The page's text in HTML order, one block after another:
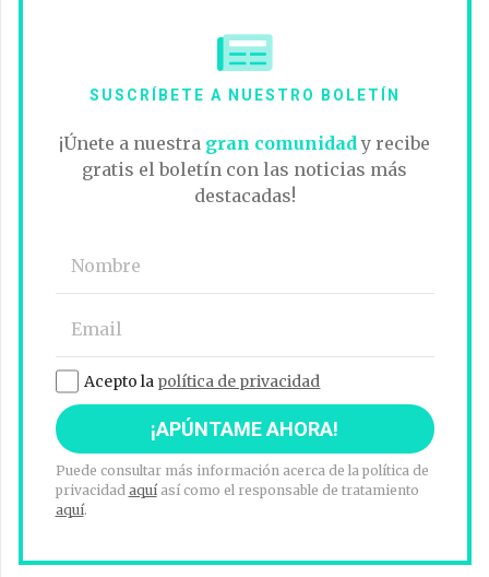
SUSCRÍBETE A NUESTRO BOLETÍN
¡Únete a nuestra gran comunidad y recibe
gratis el boletín con las noticias más
destacadas!
Acepto la política de privacidad
Puede consultar más información acerca de la política de
privacidad aquíasí como el responsable de tratamiento
aquí.